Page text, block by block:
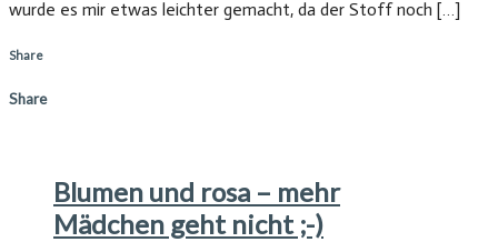
wurde es mir etwas leichter gemacht, da der Stoff noch […]
Share
Share
Blumen und rosa – mehr
Mädchen geht nicht ;-)